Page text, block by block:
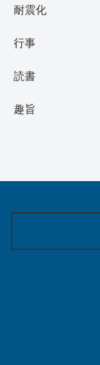
耐震化
行事
読書
趣旨